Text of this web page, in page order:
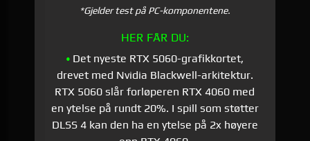
*Gjelder test på PC-komponentene.
HER FÅR DU:
• Det nyeste RTX 5060-grafikkortet,
drevet med Nvidia Blackwell-arkitektur.
RTX 5060 slår forløperen RTX 4060 med
en ytelse på rundt 20%. I spill som støtter
DLSS 4 kan den ha en ytelse på 2x høyere